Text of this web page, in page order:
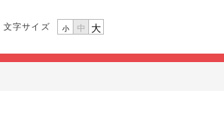
文字サイズ 小 中 大